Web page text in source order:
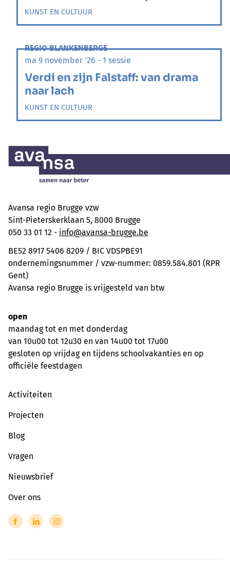
KUNST EN CULTUUR
REGIO BLANKENBERGE
ma 9 november '26 - 1 sessie
Verdi en zijn Falstaff: van drama
naar lach
KUNST EN CULTUUR
Avansa regio Brugge vzw
Sint-Pieterskerklaan 5, 8000 Brugge
050 33 01 12 - info@avansa-brugge.be
BE52 8917 5406 8209 / BIC VDSPBE91
ondernemingsnummer / vzw-nummer: 0859.584.801 (RPR
Gent)
Avansa regio Brugge is vrijgesteld van btw
open
maandag tot en met donderdag
van 10u00 tot 12u30 en van 14u00 tot 17u00
gesloten op vrijdag en tijdens schoolvakanties en op
officiële feestdagen
Activiteiten
Projecten
Blog
Vragen
Nieuwsbrief
Over ons